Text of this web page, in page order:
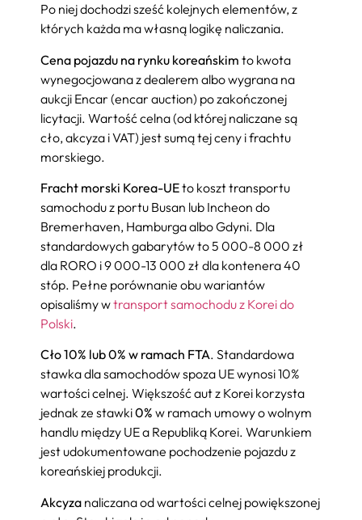
Po niej dochodzi sześć kolejnych elementów, z
których każda ma własną logikę naliczania.
Cena pojazdu na rynku koreańskim to kwota
wynegocjowana z dealerem albo wygrana na
aukcji Encar (encar auction) po zakończonej
licytacji. Wartość celna (od której naliczane są
cło, akcyza i VAT) jest sumą tej ceny i frachtu
morskiego.
Fracht morski Korea-UEto koszt transportu
samochodu z portu Busan lub Incheon do
Bremerhaven, Hamburga albo Gdyni. Dla
standardowych gabarytów to 5 000-8 000 zł
dla RORO i 9 000-13 000 zł dla kontenera 40
stóp. Pełne porównanie obu wariantów
opisaliśmy wtransport samochodu z Korei do
Polski.
Cło 10% lub 0% w ramach FTA. Standardowa
stawka dla samochodów spoza UE wynosi 10%
wartości celnej. Większość aut z Korei korzysta
jednak ze stawki0% w ramach umowy o wolnym
handlu między UE a Republiką Korei. Warunkiem
jest udokumentowane pochodzenie pojazdu z
koreańskiej produkcji.
Akcyza naliczana od wartości celnej powiększonej